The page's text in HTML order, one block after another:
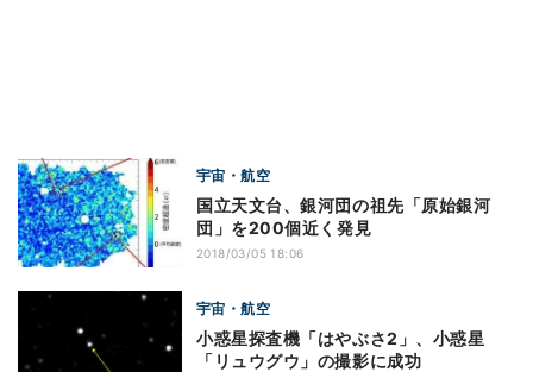
宇宙・航空
国立天文台、銀河団の祖先「原始銀河
団」を200個近く発見
2018/03/05 18:06
宇宙・航空
小惑星探査機「はやぶさ2」、小惑星
「リュウグウ」の撮影に成功